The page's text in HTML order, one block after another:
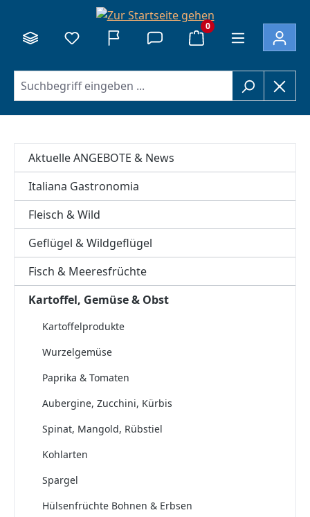
0
Aktuelle ANGEBOTE & News
Italiana Gastronomia
Fleisch & Wild
Geflügel & Wildgeflügel
Fisch & Meeresfrüchte
Kartoffel, Gemüse & Obst
Kartoffelprodukte
Wurzelgemüse
Paprika & Tomaten
Aubergine, Zucchini, Kürbis
Spinat, Mangold, Rübstiel
Kohlarten
Spargel
Hülsenfrüchte Bohnen & Erbsen